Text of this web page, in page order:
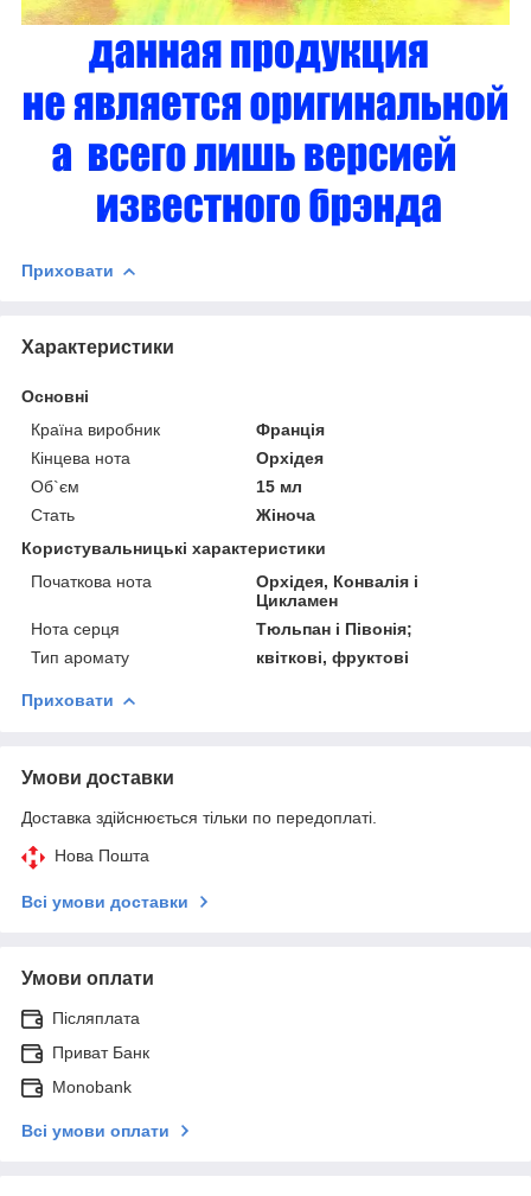
Приховати
Характеристики
Основні
Країна виробник
Франція
Кінцева нота
Орхідея
Об`єм
15 мл
Стать
Жіноча
Користувальницькі характеристики
Початкова нота
Орхідея, Конвалія і
Цикламен
Нота серця
Тюльпан і Півонія;
Тип аромату
квіткові, фруктові
Приховати
Умови доставки
Доставка здійснюється тільки по передоплаті.
Нова Пошта
Всі умови доставки
Умови оплати
Післяплата
Приват Банк
Monobank
Всі умови оплати